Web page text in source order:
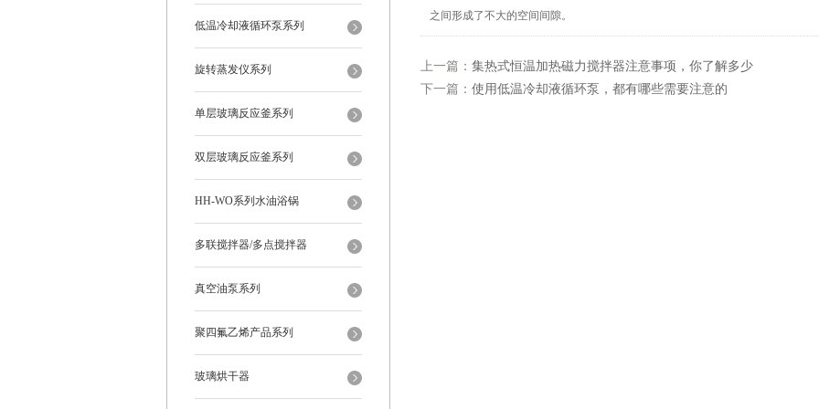
低温冷却液循环泵系列
旋转蒸发仪系列
单层玻璃反应釜系列
双层玻璃反应釜系列
HH-WO系列水油浴锅
多联搅拌器/多点搅拌器
真空油泵系列
聚四氟乙烯产品系列
玻璃烘干器
之间形成了不大的空间间隙。
上一篇： 集热式恒温加热磁力搅拌器注意事项，你了解多少
下一篇： 使用低温冷却液循环泵，都有哪些需要注意的